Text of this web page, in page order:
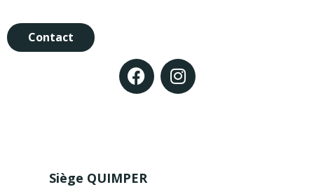
Contact
Siège QUIMPER